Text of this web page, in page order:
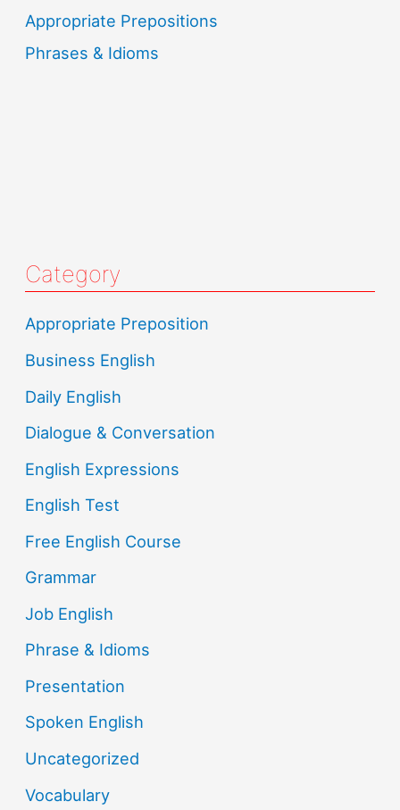
Appropriate Prepositions
Phrases & Idioms
Category
Appropriate Preposition
Business English
Daily English
Dialogue & Conversation
English Expressions
English Test
Free English Course
Grammar
Job English
Phrase & Idioms
Presentation
Spoken English
Uncategorized
Vocabulary